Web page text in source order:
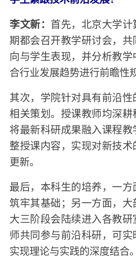
李文新： 首先，北京大学
期都会召开教学研讨会，
向与学生表现，并分析教
合行业发展趋势进行前瞻性
其次，学院针对具有前沿
相关策划。授课教师均深
将最新科研成果融入课程
整授课内容，实现对新技
更新。
最后，本科生的培养，一方
筑牢其基础；另一方面，大
大三阶段会陆续进入各教
师共同参与前沿科研，可实
实现理论与实践的深度结合。